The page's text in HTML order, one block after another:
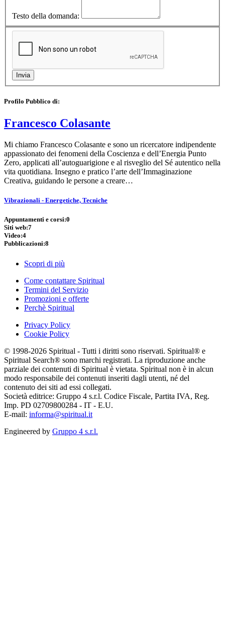
Testo della domanda:
Profilo Pubblico di:
Francesco Colasante
Mi chiamo Francesco Colasante e sono un ricercatore indipendente
appassionato dei fenomeni della Coscienza e dell’Energia Punto
Zero, applicati all’autoguarigione e al risveglio del Sé autentico nella
vita quotidiana. Insegno e pratico l’arte dell’Immaginazione
Creativa, guidando le persone a creare…
Vibrazionali - Energetiche, Tecniche
Appuntamenti e corsi:0
Siti web:7
Video:4
Pubblicazioni:8
Scopri di più
Come contattare Spiritual
Termini del Servizio
Promozioni e offerte
Perchè Spiritual
Privacy Policy
Cookie Policy
© 1998-2026 Spiritual - Tutti i diritti sono riservati. Spiritual® e
Spiritual Search® sono marchi registrati. La riproduzione anche
parziale dei contenuti di Spiritual è vietata. Spiritual non è in alcun
modo responsabile dei contenuti inseriti dagli utenti, né del
contenuto dei siti ad essi collegati.
Società editrice: Gruppo 4 s.r.l. Codice Fiscale, Partita IVA, Reg.
Imp. PD 02709800284 - IT - E.U.
E-mail: informa@spiritual.it
Engineered by Gruppo 4 s.r.l.